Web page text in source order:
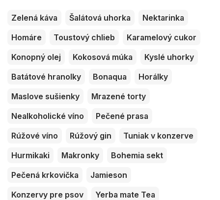
Zelená káva Šalátová uhorka
Nektarinka
Homáre
Toustový chlieb
Karamelový cukor
Konopný olej
Kokosová múka
Kyslé uhorky
Batátové hranolky
Bonaqua
Horálky
Maslove sušienky
Mrazené torty
Nealkoholické víno
Pečené prasa
Rúžové víno
Rúžový gin
Tuniak v konzerve
Hurmikaki
Makronky
Bohemia sekt
Pečená krkovička
Jamieson
Konzervy pre psov
Yerba mate Tea